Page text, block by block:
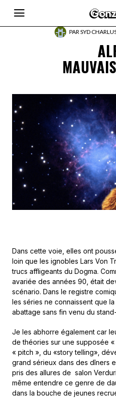
PARSYD
Dans cette voie, elles ont
loin que les ignobles Lars Von
trucs affligeants du Dogma.
avariée des années 90, était
scénario. Dans le registre
les séries ne connaissent que
abattage sans fin venu du
Je les abhorre également car
de théories sur une supposée
« pitch », du «story telling»,
grand sérieux dans des dîners
pris des allures de salon
même entendre ce genre de
dans la bouche de jeunes